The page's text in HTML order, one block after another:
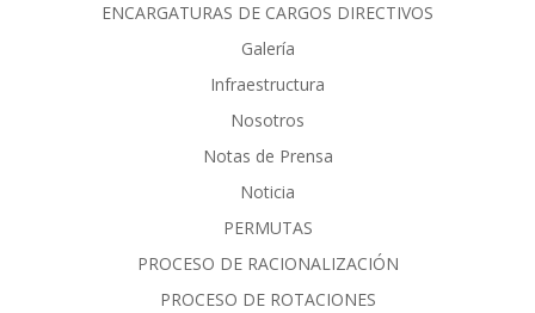
ENCARGATURAS DE CARGOS DIRECTIVOS
Galería
Infraestructura
Nosotros
Notas de Prensa
Noticia
PERMUTAS
PROCESO DE RACIONALIZACIÓN
PROCESO DE ROTACIONES